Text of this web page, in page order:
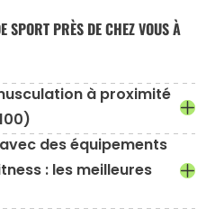
SPORT PRÈS DE CHEZ VOUS À
à proximité
des équipements
: les meilleures